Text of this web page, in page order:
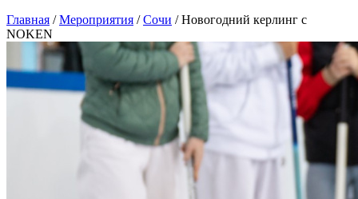
Главная /Мероприятия /Сочи /Новогодний керлинг с
NOKEN